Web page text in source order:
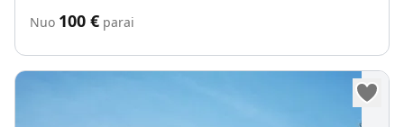
Nuo 100 € parai